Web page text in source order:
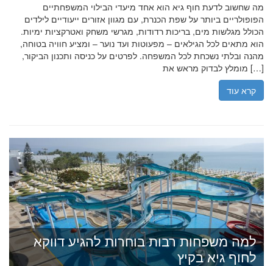
מה שחשוב לדעת חוף גיא הוא אחד מיעדי הבילוי המשפחתיים
הפופולריים ביותר על שפת הכנרת, עם מגוון אזורים ייעודיים לילדים
הכולל מגלשות מים, בריכות רדודות, מגרשי משחק ואטרקציות ימיות.
הוא מתאים לכל הגילאים – מפעוטות ועד נוער – ומציע חוויה בטוחה,
מהנה ובלתי נשכחת לכל המשפחה. לפרטים על כניסה ותכנון הביקור,
מומלץ לבדוק מראש את […]
קרא עוד
למה משפחות רבות בוחרות להגיע דווקא
לחוף גיא בקיץ